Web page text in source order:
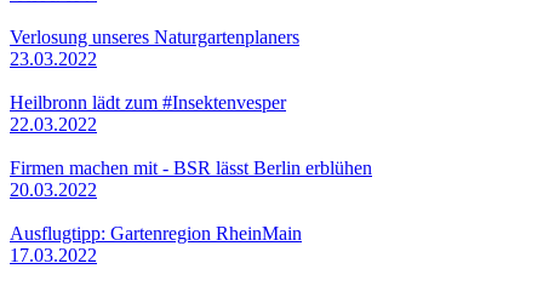
Verlosung unseres Naturgartenplaners
23.03.2022
Heilbronn lädt zum #Insektenvesper
22.03.2022
Firmen machen mit - BSR lässt Berlin erblühen
20.03.2022
Ausflugtipp: Gartenregion RheinMain
17.03.2022